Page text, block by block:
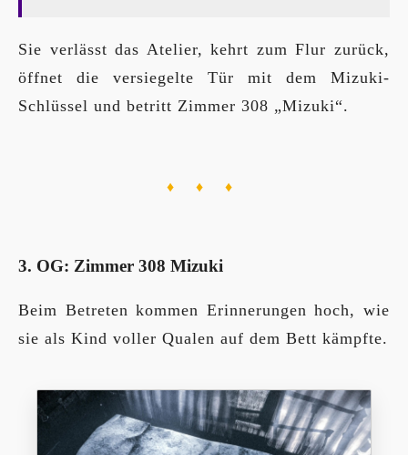
Sie verlässt das Atelier, kehrt zum Flur zurück,
öffnet die versiegelte Tür mit dem Mizuki-
Schlüssel und betritt Zimmer 308 „Mizuki“.
♦ ♦ ♦
3. OG: Zimmer 308 Mizuki
Beim Betreten kommen Erinnerungen hoch, wie
sie als Kind voller Qualen auf dem Bett kämpfte.